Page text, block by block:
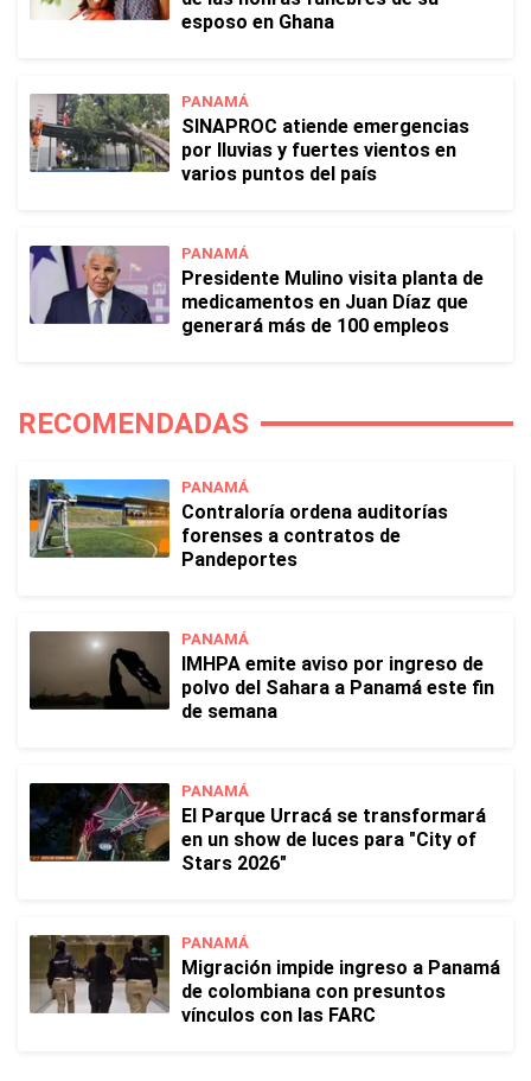
esposo en Ghana
PANAMÁ
SINAPROC atiende emergencias
por lluvias y fuertes vientos en
varios puntos del país
PANAMÁ
Presidente Mulino visita planta de
medicamentos en Juan Díaz que
generará más de 100 empleos
RECOMENDADAS
PANAMÁ
Contraloría ordena auditorías
forenses a contratos de
Pandeportes
PANAMÁ
IMHPA emite aviso por ingreso de
polvo del Sahara a Panamá este fin
de semana
PANAMÁ
El Parque Urracá se transformará
en un show de luces para "City of
Stars 2026"
PANAMÁ
Migración impide ingreso a Panamá
de colombiana con presuntos
vínculos con las FARC